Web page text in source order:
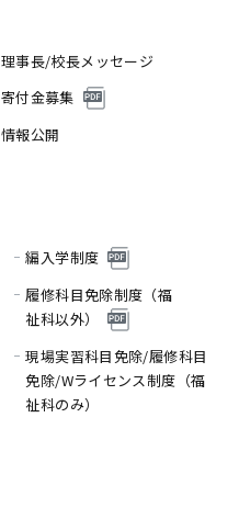
理事長/校長メッセージ
寄付金募集
情報公開
編入学制度
履修科目免除制度（福
祉科以外）
現場実習科目免除/履修科目
免除/Wライセンス制度（福
祉科のみ）